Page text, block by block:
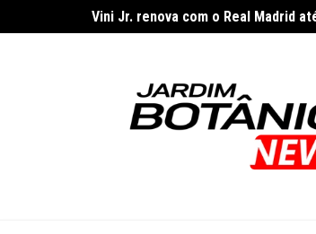
para
Rio concentra quase um terço de